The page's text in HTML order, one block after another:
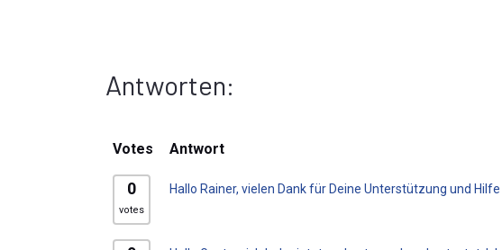
Antworten:
Votes Antwort
0
votes
Hallo Rainer, vielen Dank für Deine Unterstützung und Hilfe